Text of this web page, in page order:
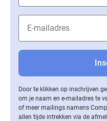
Door te klikken op inschrijven
om je naam en e-mailadres te
of meer mailings namens
allen tijde intrekken via de